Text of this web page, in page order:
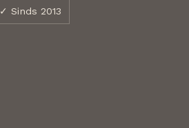
✓ Sinds 2013